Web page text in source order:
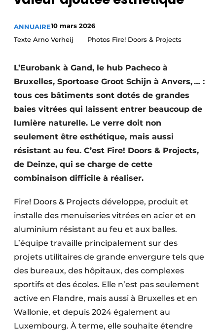
Video’s
Contrôle d’accès
Éclairage
Fondations
Façades
Infrastructures souterraines et égouttage
Protection solaire
Rénovation
Sécurité incendie
Software
Techniques ferroviaires
ANNUAIRE10 mars 2026
Texte Arno Verheij Photos Fire! Doors & Projects
L’Eurobank à Gand, le hub Pacheco à
Bruxelles, Sportoase Groot Schijn à Anvers, … :
tous ces bâtiments sont dotés de grandes
baies vitrées qui laissent entrer beaucoup de
lumière naturelle. Le verre doit non
seulement être esthétique, mais aussi
résistant au feu. C’est Fire! Doors & Projects,
de Deinze, qui se charge de cette
combinaison difficile à réaliser.
Fire! Doors & Projects développe, produit et
installe des menuiseries vitrées en acier et en
aluminium résistant au feu et aux balles.
L’équipe travaille principalement sur des
projets utilitaires de grande envergure tels que
des bureaux, des hôpitaux, des complexes
sportifs et des écoles. Elle n’est pas seulement
active en Flandre, mais aussi à Bruxelles et en
Wallonie, et depuis 2024 également au
Luxembourg. À terme, elle souhaite étendre